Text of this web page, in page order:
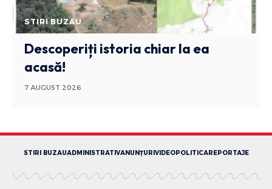
STIRI BUZAU
Descoperiți istoria chiar la ea
acasă!
7 AUGUST 2026
STIRI BUZAUADMINISTRATIVANUNȚURI VIDEOPOLITICAREPORTAJE